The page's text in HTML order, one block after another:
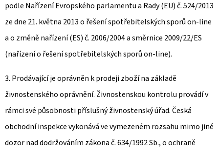
podle Nařízení Evropského parlamentu a Rady (EU) č. 524/2013
ze dne 21. května 2013 o řešení spotřebitelských sporů on-line
a o změně nařízení (ES) č. 2006/2004 a směrnice 2009/22/ES
(nařízení o řešení spotřebitelských sporů on-line).
3. Prodávající je oprávněn k prodeji zboží na základě
živnostenského oprávnění. Živnostenskou kontrolu provádí v
rámci své působnosti příslušný živnostenský úřad. Česká
obchodní inspekce vykonává ve vymezeném rozsahu mimo jiné
dozor nad dodržováním zákona č. 634/1992 Sb., o ochraně